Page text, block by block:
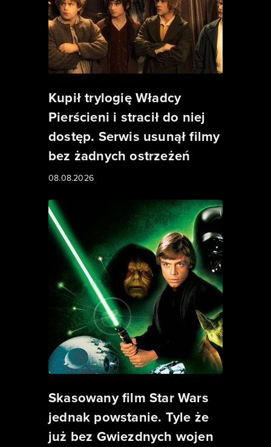
Kupił trylogię Władcy
Pierścieni i stracił do niej
dostęp. Serwis usunął filmy
bez żadnych ostrzeżeń
08.08.2026
Skasowany film Star Wars
jednak powstanie. Tyle że
już bez Gwiezdnych wojen